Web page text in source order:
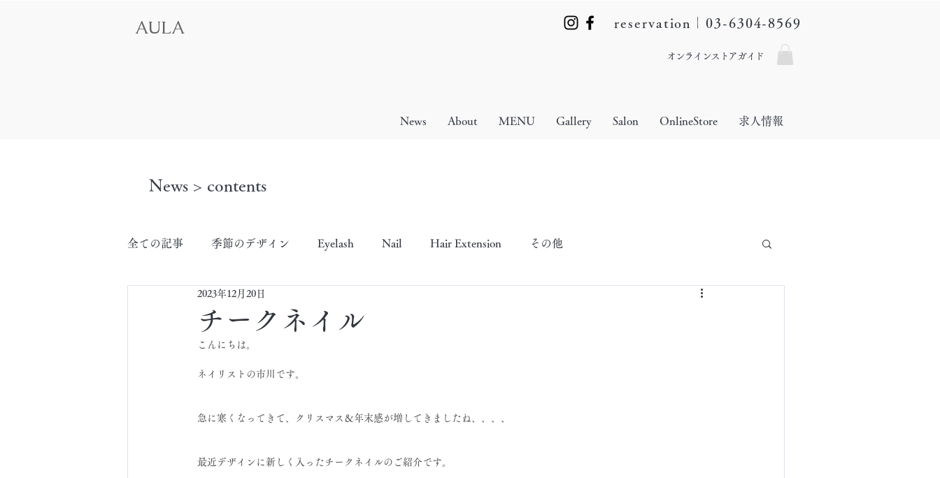
reservation｜03-6304-8569
AULA
オンラインストアガイド
News About MENU Gallery Salon OnlineStore 求人情報
News > contents
全ての記事 季節のデザイン Eyelash Nail Hair Extension その他
チークネイル
2023年12月20日
こんにちは。
ネイリストの市川です。
急に寒くなってきて、クリスマス＆年末感が増してきましたね、、、、
最近デザインに新しく入ったチークネイルのご紹介です。